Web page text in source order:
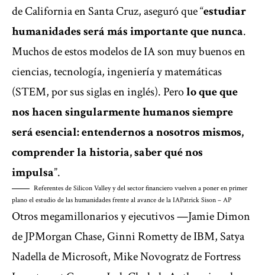
de California en Santa Cruz, aseguró que “estudiar
humanidades será más importante que nunca.
Muchos de estos modelos de IA son muy buenos en
ciencias, tecnología, ingeniería y matemáticas
(STEM, por sus siglas en inglés). Perolo que que
nos hacen singularmente humanos siempre
será esencial: entendernos a nosotros mismos,
comprender la historia, saber qué nos
impulsa”.
Referentes de Silicon Valley y del sector financiero vuelven a poner en primer
plano el estudio de las humanidades frente al avance de la IAPatrick Sison – AP
Otros megamillonarios y ejecutivos —Jamie Dimon
de JPMorgan Chase, Ginni Rometty de IBM, Satya
Nadella de Microsoft, Mike Novogratz de Fortress